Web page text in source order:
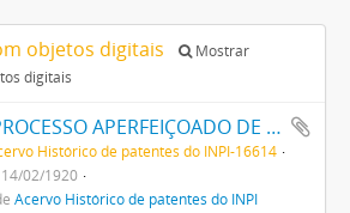
objetos digitais
Mostrar
digitais
UM PROCESSO APERFEIÇOADO DE FABRICAÇÃO DE TINTAS PRETAS DE ENXOFRE
Histórico de patentes do INPI-16614
14/02/1920
Acervo Histórico de patentes do INPI